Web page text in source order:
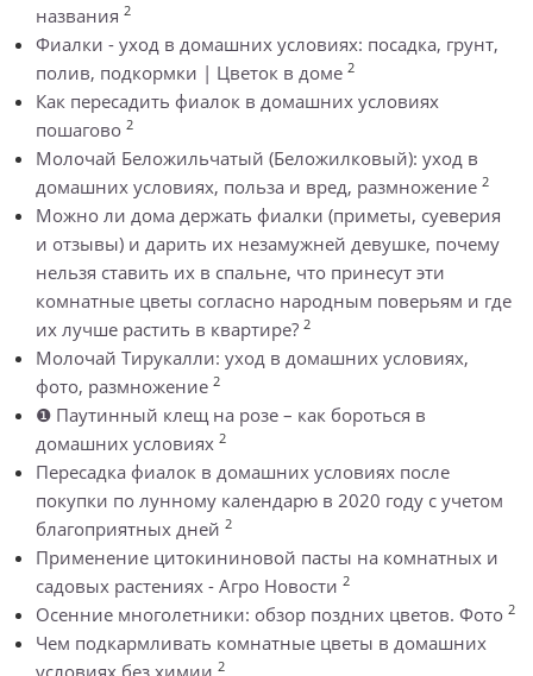
названия 2
Фиалки - уход в домашних условиях: посадка, грунт,
полив, подкормки | Цветок в доме 2
Как пересадить фиалок в домашних условиях
пошагово 2
Молочай Беложильчатый (Беложилковый): уход в
домашних условиях, польза и вред, размножение 2
Можно ли дома держать фиалки (приметы, суеверия
и отзывы) и дарить их незамужней девушке, почему
нельзя ставить их в спальне, что принесут эти
комнатные цветы согласно народным поверьям и где
их лучше растить в квартире? 2
Молочай Тирукалли: уход в домашних условиях,
фото, размножение 2
❶ Паутинный клещ на розе – как бороться в
домашних условиях 2
Пересадка фиалок в домашних условиях после
покупки по лунному календарю в 2020 году с учетом
благоприятных дней 2
Применение цитокининовой пасты на комнатных и
садовых растениях - Агро Новости 2
Осенние многолетники: обзор поздних цветов. Фото 2
Чем подкармливать комнатные цветы в домашних
условиях без химии 2